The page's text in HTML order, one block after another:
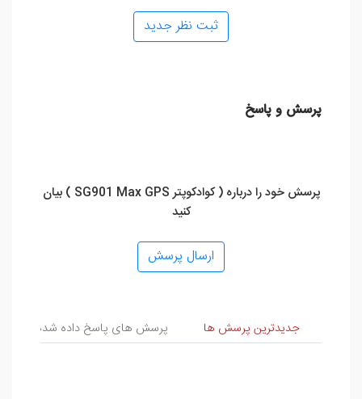
ثبت نظر جدید
پرسش و پاسخ
پرسش خود را درباره ( کوادکوپتر SG901 Max GPS ) بیان
کنید
ارسال پرسش
پرسش و پاسخ
جدیدترین پرسش ها پرسش های پاسخ داده شده